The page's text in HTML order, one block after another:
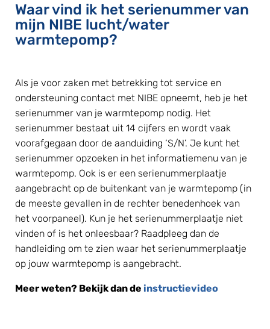
Waar vind ik het serienummer van
mijn NIBE lucht/water
warmtepomp?
Als je voor zaken met betrekking tot service en
ondersteuning contact met NIBE opneemt, heb je het
serienummer van je warmtepomp nodig. Het
serienummer bestaat uit 14 cijfers en wordt vaak
voorafgegaan door de aanduiding ‘S/N’. Je kunt het
serienummer opzoeken in het informatiemenu van je
warmtepomp. Ook is er een serienummerplaatje
aangebracht op de buitenkant van je warmtepomp (in
de meeste gevallen in de rechter benedenhoek van
het voorpaneel). Kun je het serienummerplaatje niet
vinden of is het onleesbaar? Raadpleeg dan de
handleiding om te zien waar het serienummerplaatje
op jouw warmtepomp is aangebracht.
Meer weten? Bekijk dan de instructievideo